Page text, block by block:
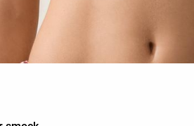
producte